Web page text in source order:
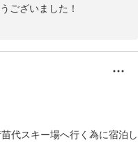
ございました！
壁を選んでみましたが、お
、おもてなしとは何かを
ストランでも採用頂いてい
代スキー場へ行く為に宿泊し